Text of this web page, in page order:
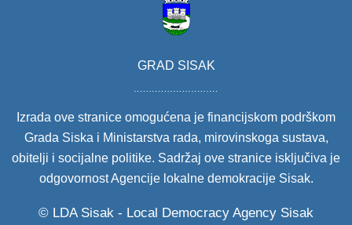
GRAD SISAK
Izrada ove stranice omogućena je financijskom podrškom
Grada Siska i Ministarstva rada, mirovinskoga sustava,
obitelji i socijalne politike. Sadržaj ove stranice isključiva je
odgovornost Agencije lokalne demokracije Sisak.
© LDA Sisak - Local Democracy Agency Sisak